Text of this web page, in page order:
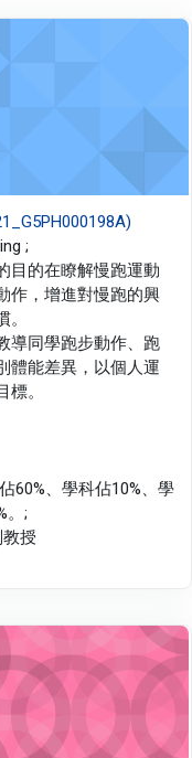
;
目的在瞭解慢跑運動
作，增進對慢跑的興
導同學跑步動作、跑
體能差異，以個人運
。
60%、學科佔10%、學
。;
授